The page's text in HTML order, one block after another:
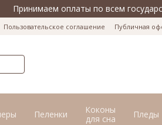
Принимаем оплаты по всем
Пользовательское соглашение Публичная
Пеленки
Коконы
для сна
Пледы